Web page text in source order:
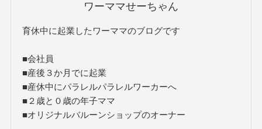
ワーママせーちゃん
育休中に起業したワーママのブログです
■会社員
■産後３か月でに起業
■産休中にパラレルパラレルワーカーへ
■２歳と０歳の年子ママ
■オリジナルバルーンショップのオーナー